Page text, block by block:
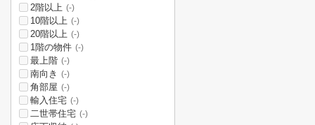
2階以上 (-)
10階以上 (-)
20階以上 (-)
1階の物件 (-)
最上階 (-)
南向き (-)
角部屋 (-)
輸入住宅 (-)
二世帯住宅 (-)